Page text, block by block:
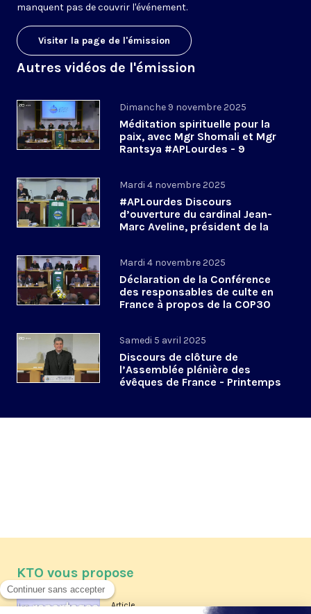
manquent pas de couvrir l'événement.
Visiter la page de l'émission
Autres vidéos de l'émission
Dimanche 9 novembre 2025
Méditation spirituelle pour la
paix, avec Mgr Shomali et Mgr
Rantsya #APLourdes - 9
Mardi 4 novembre 2025
#APLourdes Discours
d’ouverture du cardinal Jean-
Marc Aveline, président de la
Mardi 4 novembre 2025
Déclaration de la Conférence
des responsables de culte en
France à propos de la COP30
Samedi 5 avril 2025
Discours de clôture de
l’Assemblée plénière des
évêques de France - Printemps
KTO vous propose
Article